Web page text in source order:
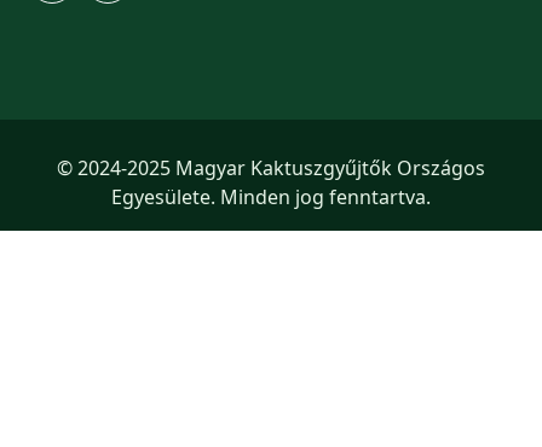
© 2024-2025 Magyar Kaktuszgyűjtők Országos
Egyesülete. Minden jog fenntartva.